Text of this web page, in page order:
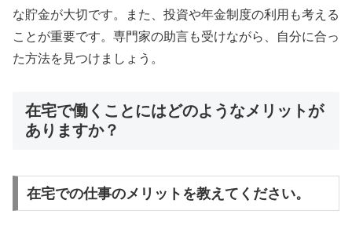
な貯金が大切です。また、投資や年金制度の利用も考える
ことが重要です。専門家の助言も受けながら、自分に合っ
た方法を見つけましょう。
在宅で働くことにはどのようなメリットが
ありますか？
在宅での仕事のメリットを教えてください。